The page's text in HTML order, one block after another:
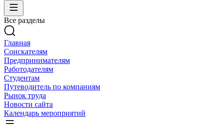
Все разделы
Главная
Соискателям
Предпринимателям
Работодателям
Студентам
Путеводитель по компаниям
Рынок труда
Новости сайта
Календарь мероприятий